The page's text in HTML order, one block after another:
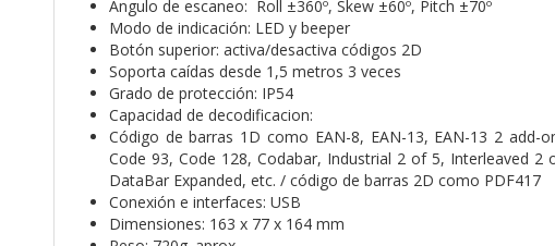
Ángulo de escaneo: Roll ±360º, Skew ±60º, Pitch ±70º
Modo de indicación: LED y beeper
Botón superior: activa/desactiva códigos 2D
Soporta caídas desde 1,5 metros 3 veces
Grado de protección: IP54
Capacidad de decodificacion:
Código de barras 1D como EAN-8, EAN-13, EAN-13 2 add-
Code 93, Code 128, Codabar, Industrial 2 of 5, Interleaved 2
DataBar Expanded, etc. / código de barras 2D como PDF417
Conexión e interfaces: USB
Dimensiones: 163 x 77 x 164 mm